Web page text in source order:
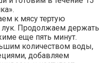
к мясу тертую
Продолжаем держать
еще пять минут.
количеством воды,
добавляем